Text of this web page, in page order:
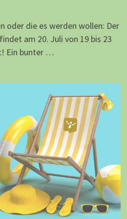
oder die es werden wollen: Der
am 20. Juli von 19 bis 23
Ein bunter …